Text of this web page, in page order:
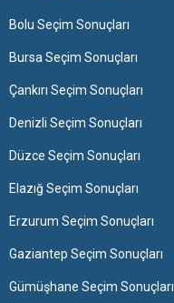
Bolu Seçim Sonuçları
Bursa Seçim Sonuçları
Çankırı Seçim Sonuçları
Denizli Seçim Sonuçları
Düzce Seçim Sonuçları
Elazığ Seçim Sonuçları
Erzurum Seçim Sonuçları
Gaziantep Seçim Sonuçları
Gümüşhane Seçim Sonuçları